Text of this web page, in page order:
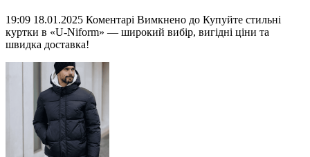
19:09 18.01.2025 Коментарі Вимкнено до Купуйте стильні
куртки в «U-Niform» — широкий вибір, вигідні ціни та
швидка доставка!